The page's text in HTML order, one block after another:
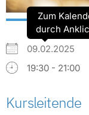
09.02.2025
Zum
durch
19:30 - 21:00
Kursleitende